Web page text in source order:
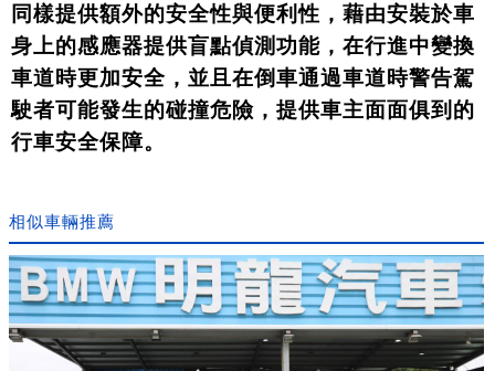
同樣提供額外的安全性與便利性，藉由安裝於車
身上的感應器提供盲點偵測功能，在行進中變換
車道時更加安全，並且在倒車通過車道時警告駕
駛者可能發生的碰撞危險，提供車主面面俱到的
行車安全保障。
相似車輛推薦
U5 旗艦HI-FI版(已售出)